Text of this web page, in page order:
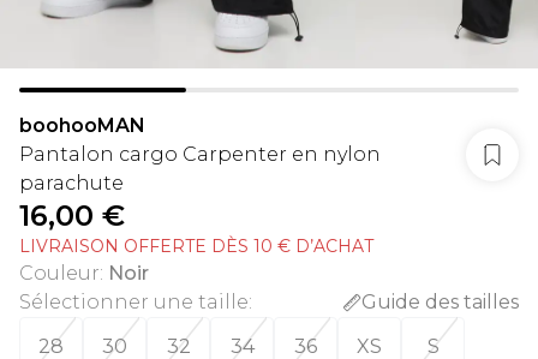
boohooMAN
Pantalon cargo Carpenter en nylon
parachute
16,00 €
LIVRAISON OFFERTE DÈS 10 € D’ACHAT
Couleur: Noir
Sélectionner une taille:
Guide des tailles
28
30 32 34 36 XS S